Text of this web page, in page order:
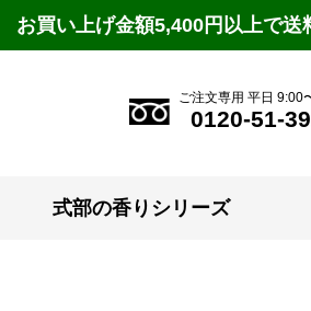
お買い上げ金額5,400円以上で送
ご注文専用 平日 9:00
0120-51-
式部の香りシリーズ